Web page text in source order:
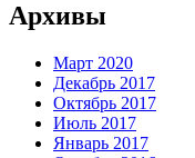
Архивы
Март 2020
Декабрь 2017
Октябрь 2017
Июль 2017
Январь 2017